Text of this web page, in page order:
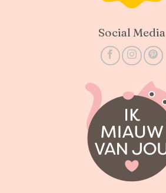
Social Media